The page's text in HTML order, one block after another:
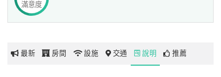
網
玩
滿意度
最新 房間 設施 交通 說明 推薦